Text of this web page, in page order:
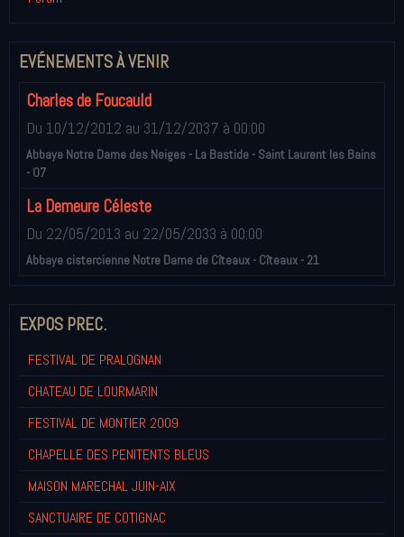
EVÉNEMENTS À VENIR
Charles de Foucauld
Du 10/12/2012 au 31/12/2037 à 00:00
Abbaye Notre Dame des Neiges - La Bastide - Saint Laurent les Bains
- 07
La Demeure Céleste
Du 22/05/2013 au 22/05/2033 à 00:00
Abbaye cistercienne Notre Dame de Cîteaux - Cîteaux - 21
EXPOS PREC.
FESTIVAL DE PRALOGNAN
CHATEAU DE LOURMARIN
FESTIVAL DE MONTIER 2009
CHAPELLE DES PENITENTS BLEUS
MAISON MARECHAL JUIN-AIX
SANCTUAIRE DE COTIGNAC